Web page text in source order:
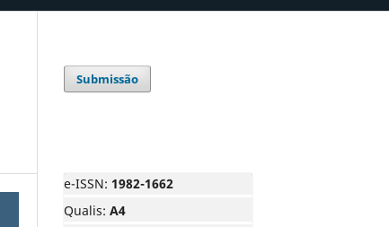
Submissão
e-ISSN: 1982-1662
Qualis: A4